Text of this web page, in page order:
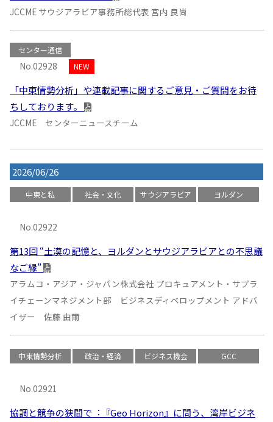
JCCME サウジアラビア事務所総代表 宮内 良尚
センター通信
No.02928 NEW
「中東情勢分析」や連載記事に関するご意見・ご質問をお待
ちしております。
JCCME センターニュースチーム
2026/06/26
中東と私 社会・文化 サウジアラビア ヨルダン
No.02922
第13回 “土漠の記憶と、ヨルダンとサウジアラビアとの不思議
なご縁”
アラムコ・アジア・ジャパン株式会社 プロキュアメント・サプラ
イチェーンマネジメント部 ビジネスディベロップメント アドバ
イザー 佐藤 由爾
中東情勢分析 政治・経済 ビジネス機会 GCC
No.02921
協調と競争の狭間で︓『Geo Horizon』に問う、湾岸ビジネ